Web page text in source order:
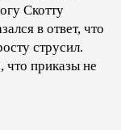
Скотту
в ответ, что
струсил.
приказы не